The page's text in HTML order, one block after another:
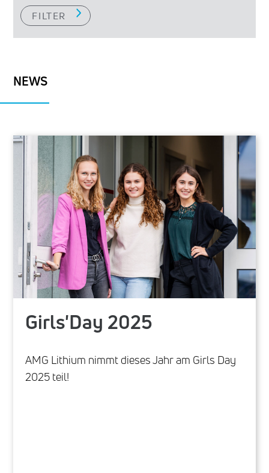
FILTER
NEWS
Girls'Day 2025
AMG Lithium nimmt dieses Jahr am Girls Day
2025 teil!